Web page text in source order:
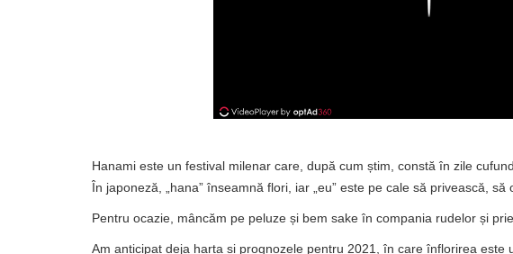
Hanami este un festival milenar care, după cum știm, constă în zile
În japoneză, „hana” înseamnă flori, iar „eu” este pe cale să privească, să
Pentru ocazie, mâncăm pe peluze și bem sake în compania rudelor și
Am anticipat deja harta și prognozele pentru 2021, în care înflorirea este